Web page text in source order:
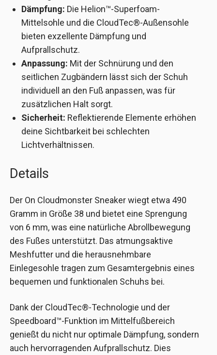
Dämpfung: Die Helion™-Superfoam-
Mittelsohle und die CloudTec®-Außensohle
bieten exzellente Dämpfung und
Aufprallschutz.
Anpassung: Mit der Schnürung und den
seitlichen Zugbändern lässt sich der Schuh
individuell an den Fuß anpassen, was für
zusätzlichen Halt sorgt.
Sicherheit: Reflektierende Elemente erhöhen
deine Sichtbarkeit bei schlechten
Lichtverhältnissen.
Details
Der On Cloudmonster Sneaker wiegt etwa 490
Gramm in Größe 38 und bietet eine Sprengung
von 6 mm, was eine natürliche Abrollbewegung
des Fußes unterstützt. Das atmungsaktive
Meshfutter und die herausnehmbare
Einlegesohle tragen zum Gesamtergebnis eines
bequemen und funktionalen Schuhs bei.
Dank der CloudTec®-Technologie und der
Speedboard™-Funktion im Mittelfußbereich
genießt du nicht nur optimale Dämpfung, sondern
auch hervorragenden Aufprallschutz. Dies